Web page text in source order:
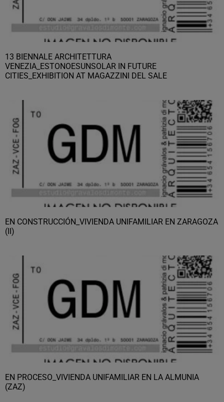
13 BIENNALE ARCHITETTURA
VENEZIA_ESTONOESUNSOLAR IN FUTURE
CITIES_EXHIBITION AT MAGAZZINI DEL SALE
EN CONSTRUCCIÓN_VIVIENDA UNIFAMILIAR EN ZARAGOZA
(II)
EN PROCESO_VIVIENDA UNIFAMILIAR EN LA ALMUNIA
(ZAZ)